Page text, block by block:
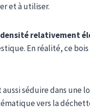
et à utiliser.
densité relativement
En réalité, ce
séduire dans
vers la